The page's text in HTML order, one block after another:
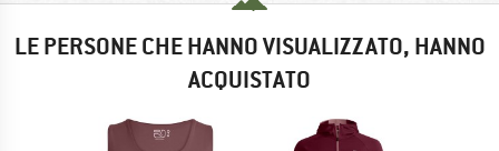
LE PERSONE CHE HANNO VISUALIZZATO, HANNO
ACQUISTATO